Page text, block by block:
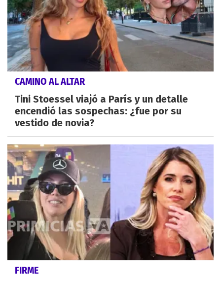
CAMINO AL ALTAR
Tini Stoessel viajó a París y un detalle
encendió las sospechas: ¿fue por su
vestido de novia?
FIRME